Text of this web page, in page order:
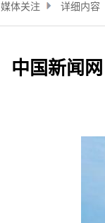
媒体关注 详细内容
中国新闻